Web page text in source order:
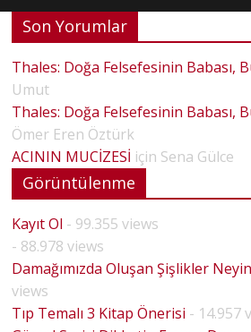
Son Yorumlar
Thales: Doğa Felsefesinin Babası,
Umut
Thales: Doğa Felsefesinin Babası,
Ömer Eren Öztürk
ACININ MUCİZESİ için Sena Gülce
Görüntülenme
Kayıt Ol - 99.355 views
- 88.978 views
Damağımızda Oluşan Şişlikler
views
Tıp Temalı 3 Kitap Önerisi - 14.957